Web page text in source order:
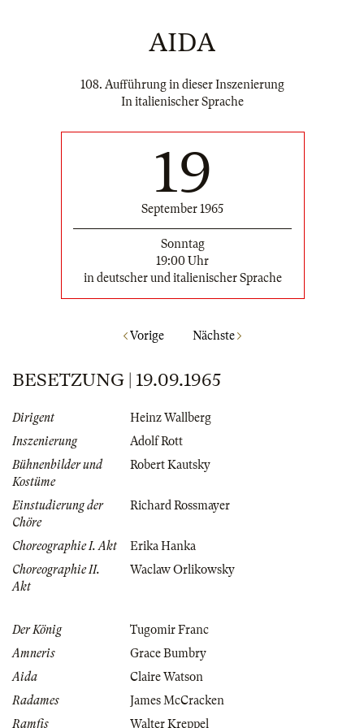
AIDA
108. Aufführung in dieser Inszenierung
In italienischer Sprache
19
September 1965
Sonntag
19:00 Uhr
in deutscher und italienischer Sprache
Vorige Nächste
BESETZUNG | 19.09.1965
Dirigent
Heinz Wallberg
Inszenierung
Adolf Rott
Bühnenbilder und
Kostüme
Robert Kautsky
Einstudierung der
Chöre
Richard Rossmayer
Choreographie I. Akt
Erika Hanka
Choreographie II.
Akt
Waclaw Orlikowsky
Der König
Tugomir Franc
Amneris
Grace Bumbry
Aida
Claire Watson
Radames
James McCracken
Ramfis
Walter Kreppel